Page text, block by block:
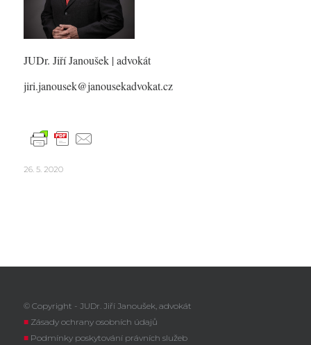
JUDr. Jiří Janoušek | advokát
jiri.janousek@janousekadvokat.cz
26. 5. 2020
© Copyright - JUDr. Jiří Janoušek, advokát
■ Zásady ochrany osobních údajů
■ Podmínky poskytování právních služeb